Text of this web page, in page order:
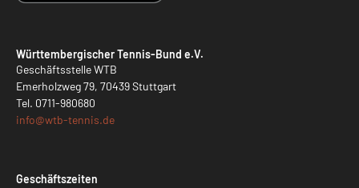
Württembergischer Tennis-Bund e.V.
Geschäftsstelle WTB
Emerholzweg 79, 70439 Stuttgart
Tel. 0711-980680
info@wtb-tennis.de
Geschäftszeiten